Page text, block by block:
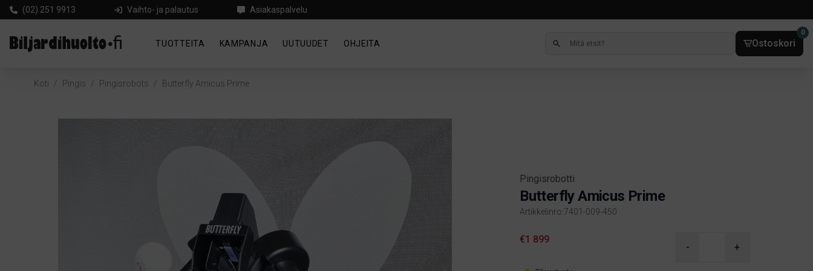
(02) 251 9913 Vaihto- ja palautus Asiakaspalvelu
TUOTTEITA KAMPANJA UUTUUDET OHJEITA Ostoskori
0
Koti / Pingis / Pingisrobots / Butterfly Amicus Prime
Pingisrobotti
Butterfly Amicus Prime
Artikkelinro:7401-009-450
Product information
€1 899
- +